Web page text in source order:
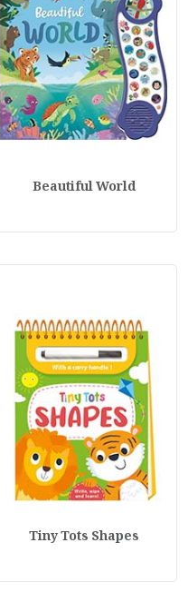
Beautiful World
Tiny Tots Shapes